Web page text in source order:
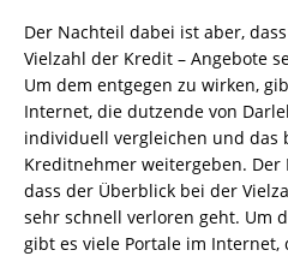
Der Nachteil dabei ist aber,
Vielzahl der Kredit – Angebote
Um dem entgegen zu wirken,
Internet, die dutzende von
individuell vergleichen und das
Kreditnehmer weitergeben.
dass der Überblick bei der
sehr schnell verloren geht. Um
gibt es viele Portale im